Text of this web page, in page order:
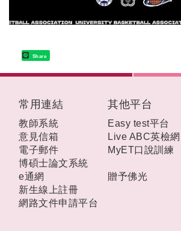
Share
常用連結
教師系統
意見信箱
電子郵件
博碩士論文系統
e通網
新生線上註冊
網路文件申請平台
其他平台
Easy test平台
Live ABC英檢網
MyET口說訓練
贈予佛光